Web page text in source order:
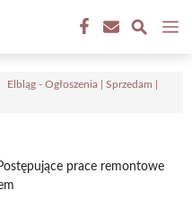
Elbląg - Ogłoszenia | Sprzedam |
prace remontowe